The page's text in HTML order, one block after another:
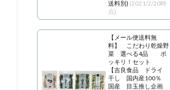
送料別) (2021/2/20時
点)
【メール便送料無
料】 こだわり乾燥野
菜 選べる4品 ポ
ッキリ！セット
【吉良食品 ドライ
干し 国内産100％
国産 目玉推し企画